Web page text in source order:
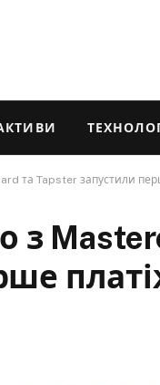
та Tapster запустили
з